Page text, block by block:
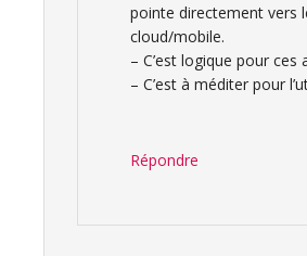
pointe directement vers
cloud/mobile.
– C’est logique pour ces
– C’est à méditer pour
Répondre